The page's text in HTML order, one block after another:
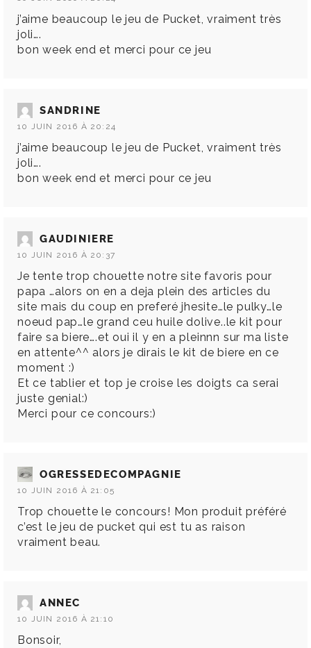
j’aime beaucoup le jeu de Pucket, vraiment très
joli….
bon week end et merci pour ce jeu
SANDRINE
10 JUIN 2016 À 20:24
j’aime beaucoup le jeu de Pucket, vraiment très
joli….
bon week end et merci pour ce jeu
GAUDINIERE
10 JUIN 2016 À 20:37
Je tente trop chouette notre site favoris pour
papa …alors on en a deja plein des articles du
site mais du coup en preferé jhesite…le pulky…le
noeud pap…le grand ceu huile dolive..le kit pour
faire sa biere….et oui il y en a pleinnn sur ma liste
en attente^^ alors je dirais le kit de biere en ce
moment :)
Et ce tablier et top je croise les doigts ca serai
juste genial:)
Merci pour ce concours:)
OGRESSEDECOMPAGNIE
10 JUIN 2016 À 21:05
Trop chouette le concours! Mon produit préféré
c’est le jeu de pucket qui est tu as raison
vraiment beau.
ANNEC
10 JUIN 2016 À 21:10
Bonsoir,